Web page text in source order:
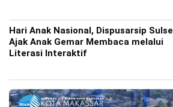
Hari Anak Nasional, Dispusarsip Sulsel
Ajak Anak Gemar Membaca melalui
Literasi Interaktif